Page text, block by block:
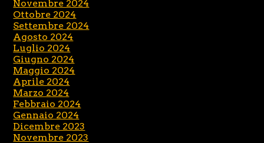
Novembre 2024
Ottobre 2024
Settembre 2024
Agosto 2024
Luglio 2024
Giugno 2024
Maggio 2024
Aprile 2024
Marzo 2024
Febbraio 2024
Gennaio 2024
Dicembre 2023
Novembre 2023